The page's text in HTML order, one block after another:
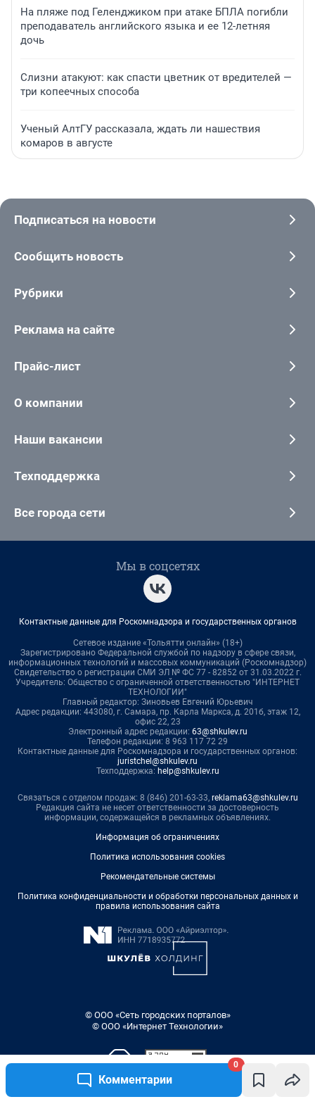
Комментарии
0
На пляже под Геленджиком при атаке БПЛА погибли
преподаватель английского языка и ее 12-летняя
дочь
Слизни атакуют: как спасти цветник от вредителей —
три копеечных способа
Ученый АлтГУ рассказала, ждать ли нашествия
комаров в августе
Подписаться на новости
Сообщить новость
Рубрики
Реклама на сайте
Прайс-лист
О компании
Наши вакансии
Техподдержка
Все города сети
Мы в соцсетях
Контактные данные для Роскомнадзора и государственных органов
Сетевое издание «Тольятти онлайн» (18+)
Зарегистрировано Федеральной службой по надзору в сфере связи,
информационных технологий и массовых коммуникаций (Роскомнадзор)
Свидетельство о регистрации СМИ ЭЛ № ФС 77 - 82852 от 31.03.2022 г.
Учредитель: Общество с ограниченной ответственностью "ИНТЕРНЕТ
ТЕХНОЛОГИИ"
Главный редактор: Зиновьев Евгений Юрьевич
Адрес редакции: 443080, г. Самара, пр. Карла Маркса, д. 201б, этаж 12,
офис 22, 23
Электронный адрес редакции: 63@shkulev.ru
Телефон редакции: 8 963 117 72 29
Контактные данные для Роскомнадзора и государственных органов:
juristchel@shkulev.ru
Техподдержка: help@shkulev.ru
Связаться с отделом продаж: 8 (846) 201-63-33, reklama63@shkulev.ru
Редакция сайта не несет ответственности за достоверность
информации, содержащейся в рекламных объявлениях.
Информация об ограничениях
Политика использования cookies
Рекомендательные системы
Политика конфиденциальности и обработки персональных данных и
правила использования сайта
© ООО «Сеть городских порталов»
© ООО «Интернет Технологии»